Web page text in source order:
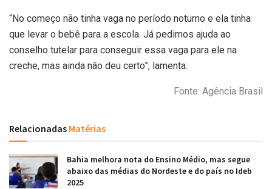
“No começo não tinha vaga no período noturno e ela tinha
que levar o bebê para a escola. Já pedimos ajuda ao
conselho tutelar para conseguir essa vaga para ele na
creche, mas ainda não deu certo”, lamenta.
Fonte: Agência Brasil
Relacionadas Matérias
Bahia melhora nota do Ensino Médio, mas segue
abaixo das médias do Nordeste e do país no Ideb
2025